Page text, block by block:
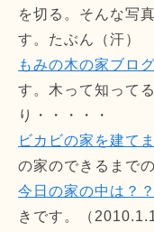
を切る。そんな写
す。たぶん（汗）
もみの木の家ブログ
す。木って知って
り・・・・・
ビカビの家を建て
の家のできるまで
今日の家の中は？
きです。（